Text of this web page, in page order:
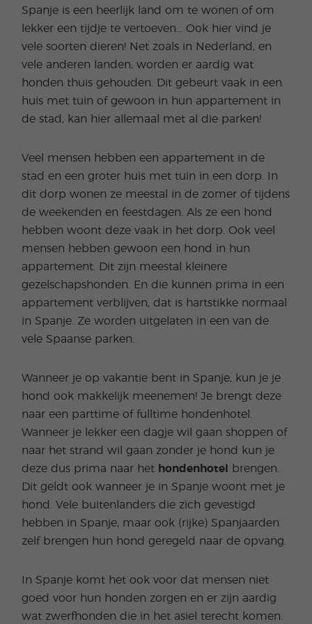
Spanje is een heerlijk land om te wonen of om
lekker een tijdje te vertoeven... Ook hier vind je
vele soorten dieren! Net zoals in Nederland, en
vele anderen landen, worden er aardig wat
honden thuis gehouden. Dit gebeurt vaak in een
huis met tuin of gewoon in hun appartement in
de stad, kan hier allemaal met al die parken!
Veel mensen hebben een appartement in de
stad en een groter huis met tuin in een dorp. In
dit dorp wonen ze meestal in de zomer of tijdens
de weekenden en feestdagen. Als ze een hond
hebben woont deze vaak in het dorp. Ook veel
mensen hebben gewoon een hond in hun
appartement. Dit zijn meestal kleinere
gezelschapshonden. En die kunnen prima in een
appartement verblijven, dat is hartstikke normaal
in Spanje. Ze worden uitgelaten in een van de
vele Spaanse parken.
Wanneer je op vakantie bent in Spanje, kun je je
hond ook makkelijk meenemen! Je brengt deze
naar een parttime of fulltime hondenhotel.
Wanneer je lekker een dagje wil gaan shoppen of
naar het strand wil gaan zonder je hond kun je
deze dus prima naar het hondenhotel
brengen.
Dit geldt ook wanneer je in Spanje woont met je
hond. Vele buitenlanders die zich gevestigd
hebben in Spanje, maar ook (rijke) Spanjaarden
zelf brengen hun hond geregeld naar de opvang.
In Spanje komt het ook voor dat mensen niet
goed voor hun honden zorgen en er zijn aardig
wat zwerfhonden die in het asiel terecht komen.